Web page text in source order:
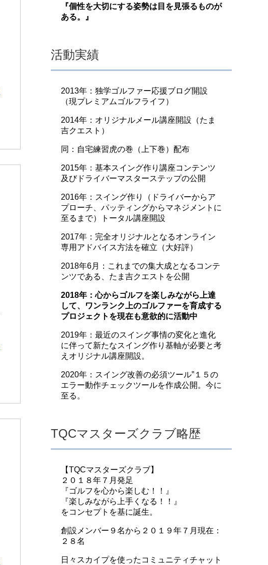
『個性を大切にする姿勢は目を見張るものが
ある。』
活動実績
2013年：独学ゴルファー応援ブログ開設
（現プレミアムゴルフライフ）
2014年：オリジナルメール講座開設（たま
吉クエスト）
同：自宅練習虎の巻（上下巻）配布
2015年：基本スイング作り講座コンテンツ
及びドライバーマスターステップの公開
2016年：スイング作り（ドライバーからア
プローチ、パッティングからマネジメントに
至るまで）トータル講座開設
2017年：完全オリジナルとなるオンライン
専用アドバイス方法を確立（大好評）
2018年6月：これまでの集大成となるコンテ
ンツである、たま吉クエストを公開
2018年：心からゴルフを楽しみながら上達
して、ワンランク上のゴルファーを育成する
プロジェクトを現在も意欲的に活動中
2019年：最近のスイング事情の変化と進化
に伴って新たなスイング作り基軸が必要と考
えオリジナル講座開設。
2020年：スイング改善の必須ツール”１５の
エラー動作チェックツールを作成公開。今に
至る。
TQCマスターズクラブ略歴
【TQCマスターズクラブ】
２０１８年７月発足
『ゴルフを心から楽しむ！！』
『楽しみながら上手くなる！！』
をコンセプトを基に誕生。
創設メンバー９名から２０１９年７月現在：
２８名
日々スカイプを使ったコミュニティチャット